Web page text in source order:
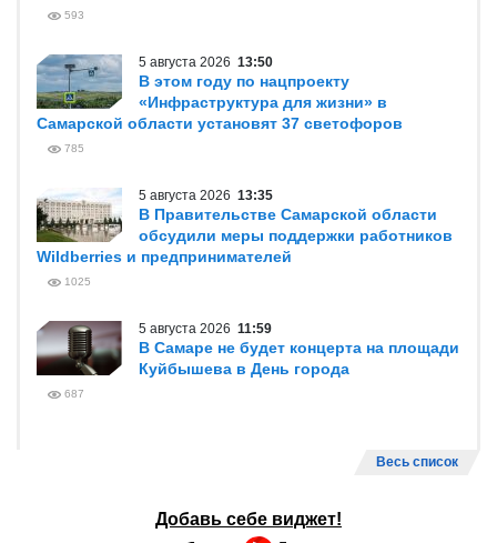
593
5 августа 2026 13:50
В этом году по нацпроекту
«Инфраструктура для жизни» в
Самарской области установят 37 светофоров
785
5 августа 2026 13:35
В Правительстве Самарской области
обсудили меры поддержки работников
Wildberries и предпринимателей
1025
5 августа 2026 11:59
В Самаре не будет концерта на площади
Куйбышева в День города
687
Весь список
Добавь себе виджет!